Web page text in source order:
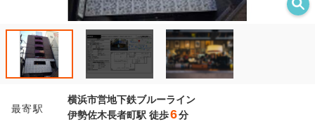
最寄駅
横浜市営地下鉄ブルーライン
伊勢佐木長者町駅 徒歩6分